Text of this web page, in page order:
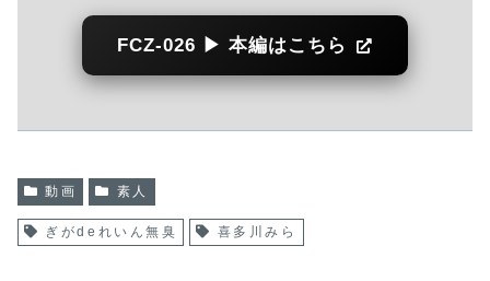
FCZ-026 ▶ 本編はこちら
動画 素人
ぎがdeれいん無臭 喜多川みら